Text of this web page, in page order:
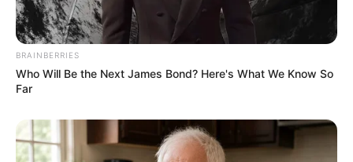
Langka Banget! 10 Pose Lucu
Katak yang Bikin Ketawa
Gemes
BRAINBERRIES
Who Will Be the Next James Bond? Here's What We Know So
Far